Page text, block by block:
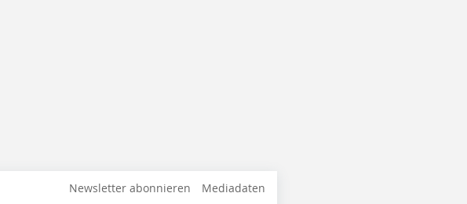
Newsletter abonnieren Mediadaten